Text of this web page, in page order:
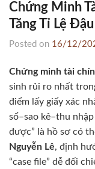
Chứng Minh
Tăng Tỉ Lệ
Posted on 16/12/
Chứng minh tài
sinh rủi ro nhất
điểm lấy giấy xác
sổ–sao kê–thu
được” là hồ sơ có
Nguyễn Lê, định
“case file” dễ đối